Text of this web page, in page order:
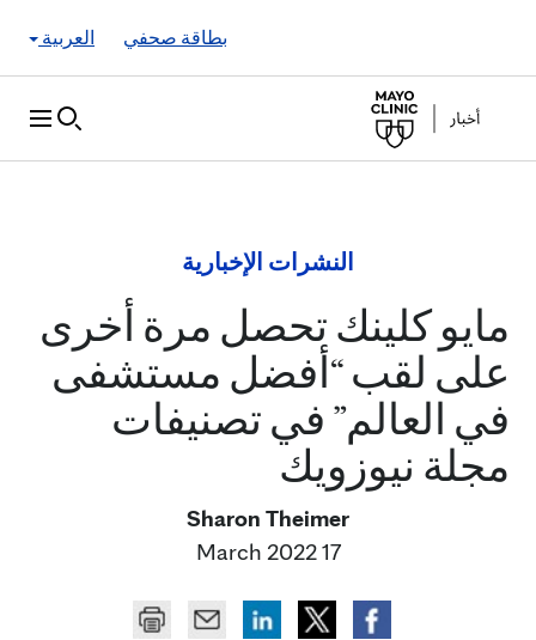
العربية
بطاقة صحفي
النشرات الإخبارية
مايو كلينك تحصل مرة أخرى
على لقب “أفضل مستشفى
في العالم” في تصنيفات
مجلة نيوزويك
Sharon Theimer
17 March 2022